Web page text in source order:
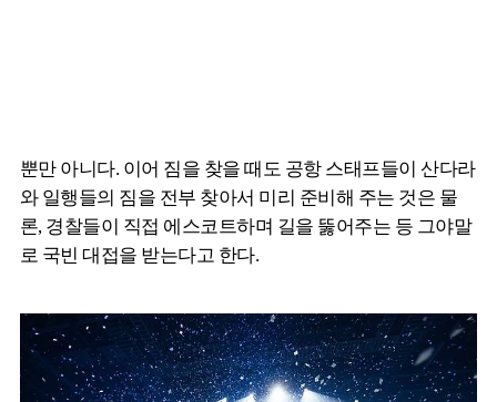
뿐만 아니다. 이어 짐을 찾을 때도 공항 스태프들이 산다라
와 일행들의 짐을 전부 찾아서 미리 준비해 주는 것은 물
론, 경찰들이 직접 에스코트하며 길을 뚫어주는 등 그야말
로 국빈 대접을 받는다고 한다.